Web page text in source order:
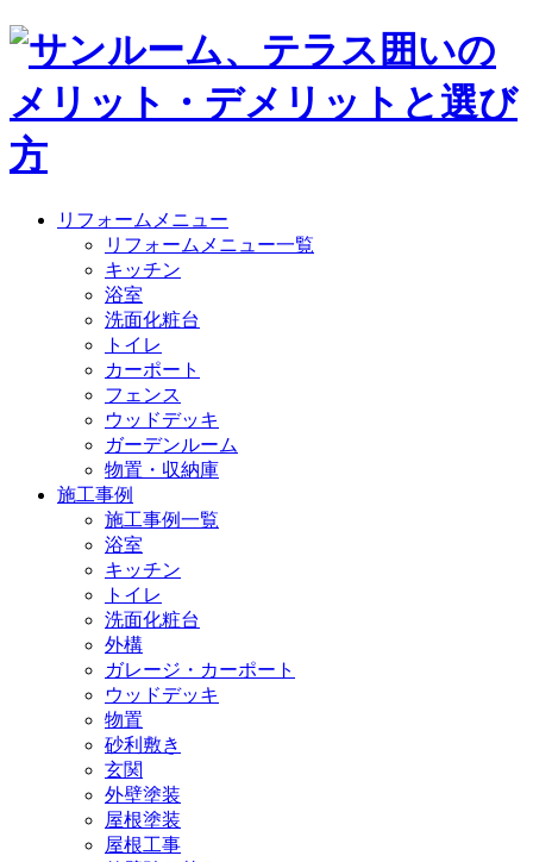
リフォームメニュー
リフォームメニュー一覧
キッチン
浴室
洗面化粧台
トイレ
カーポート
フェンス
ウッドデッキ
ガーデンルーム
物置・収納庫
施工事例
施工事例一覧
浴室
キッチン
トイレ
洗面化粧台
外構
ガレージ・カーポート
ウッドデッキ
物置
砂利敷き
玄関
外壁塗装
屋根塗装
屋根工事